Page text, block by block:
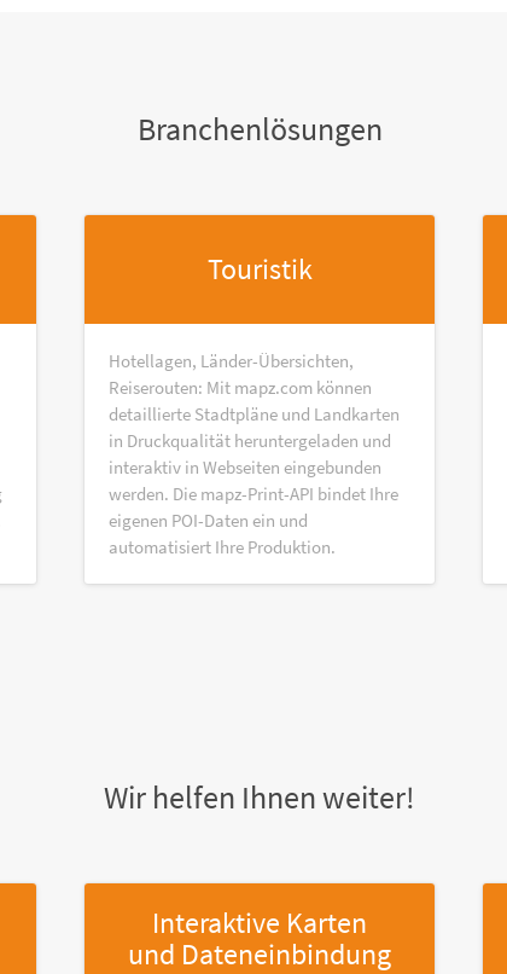
Branchenlösungen
Touristik
Hotellagen, Länder-Übersichten,
Reiserouten: Mit mapz.com können
detaillierte Stadtpläne und Landkarten
in Druckqualität heruntergeladen und
interaktiv in Webseiten eingebunden
werden. Die mapz-Print-API bindet Ihre
eigenen POI-Daten ein und
automatisiert Ihre Produktion.
Wir helfen Ihnen weiter!
Interaktive Karten
und Dateneinbindung